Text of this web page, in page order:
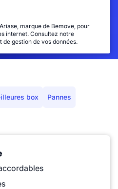
marque de Bemove, pour
internet. Consultez notre
de gestion de vos données.
box Pannes